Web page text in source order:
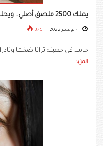
يملك 2500 ملصق أصلي.. ويحلم بمتحف للسينما
375
حاملا في جعبته تراثا ضخما
المزيد